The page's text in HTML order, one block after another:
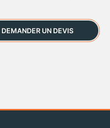
DEMANDER UN DEVIS